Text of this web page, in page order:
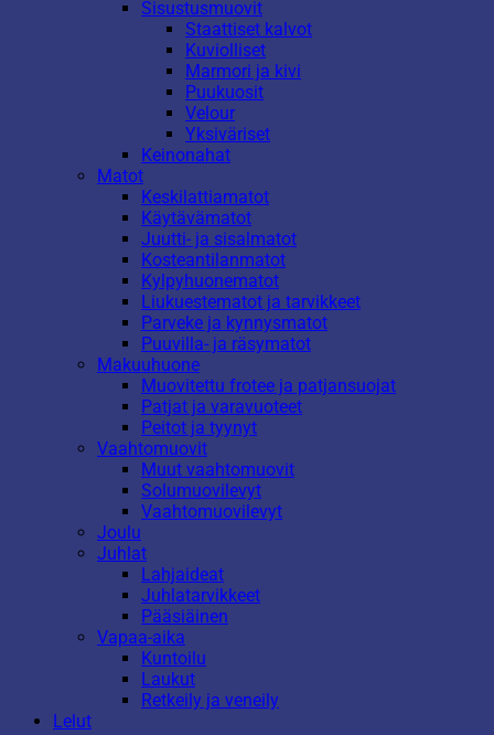
Sisustusmuovit
Staattiset kalvot
Kuviolliset
Marmori ja kivi
Puukuosit
Velour
Yksiväriset
Keinonahat
Matot
Keskilattiamatot
Käytävämatot
Juutti- ja sisalmatot
Kosteantilanmatot
Kylpyhuonematot
Liukuestematot ja tarvikkeet
Parveke ja kynnysmatot
Puuvilla- ja räsymatot
Makuuhuone
Muovitettu frotee ja patjansuojat
Patjat ja varavuoteet
Peitot ja tyynyt
Vaahtomuovit
Muut vaahtomuovit
Solumuovilevyt
Vaahtomuovilevyt
Joulu
Juhlat
Lahjaideat
Juhlatarvikkeet
Pääsiäinen
Vapaa-aika
Kuntoilu
Laukut
Retkeily ja veneily
Lelut